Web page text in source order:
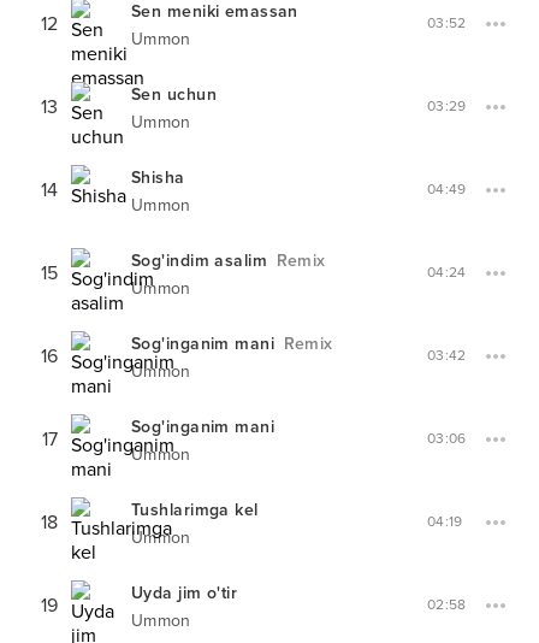
12
Sen meniki emassan
Ummon
03:52
13
Sen uchun
Ummon
03:29
14
Shisha
Ummon
04:49
15 Sog'indim asalim Remix
Ummon
04:24
16 Sog'inganim mani Remix
Ummon
03:42
17
Sog'inganim mani
Ummon
03:06
18
Tushlarimga kel
Ummon
04:19
19
Uyda jim o'tir
Ummon
02:58